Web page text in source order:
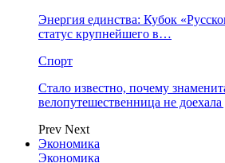
Энергия единства: Кубок
статус крупнейшего в…
Спорт
Стало известно, почему
велопутешественница не
Prev Next
Экономика
Экономика